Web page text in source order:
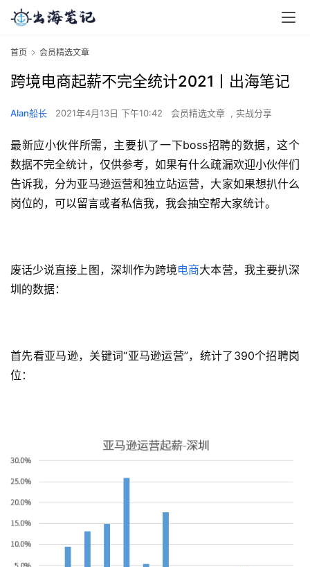
首页 会员精选文章
跨境电商起薪不完全统计2021丨出海笔记
Alan船长 2021年4月13日 下午10:42 会员精选文章 , 实战分享
最新应小伙伴所需，主要扒了一下boss招聘的数据，这个
数据不完全统计，仅供参考，如果有什么疏漏欢迎小伙伴们
告诉我，分为亚马逊运营和独立站运营，大家如果想扒什么
岗位的，可以留言或者私信我，我会抽空帮大家统计。
废话少说直接上图，深圳作为跨境电商大本营，我主要扒深
圳的数据：
首先看亚马逊，关键词“亚马逊运营”，统计了390个招聘岗
位：